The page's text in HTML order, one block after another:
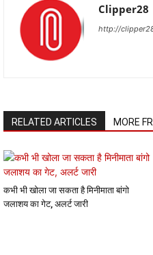
Clipper28
http://
RELATED ARTICLES MORE
कभी भी खोला जा सकता है मिनीमाता बांगो
जलाशय का गेट, अलर्ट जारी